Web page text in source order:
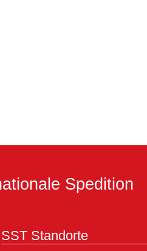
Spedition
SST Standorte